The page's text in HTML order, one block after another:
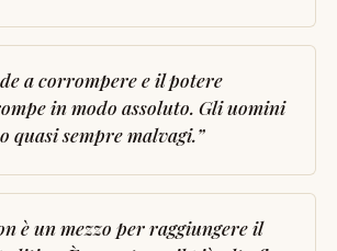
a corrompere e il potere
in modo assoluto. Gli uomini
quasi sempre malvagi.”
è un mezzo per raggiungere il